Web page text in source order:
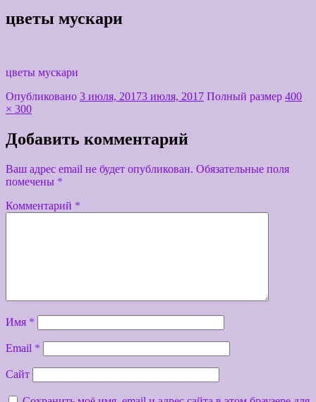
цветы мускари
цветы мускари
Опубликовано 3 июля, 20173 июля, 2017 Полный размер 400
× 300
Добавить комментарий
Ваш адрес email не будет опубликован. Обязательные поля
помечены *
Комментарий *
Имя *
Email *
Сайт